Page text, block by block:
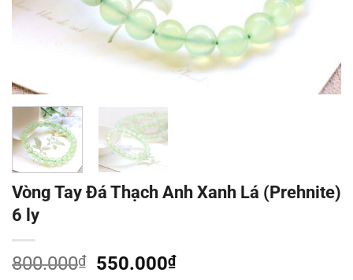
Vòng Tay Đá Thạch Anh Xanh Lá (Prehnite)
6 ly
800.000₫
Giá
550.000₫Giá